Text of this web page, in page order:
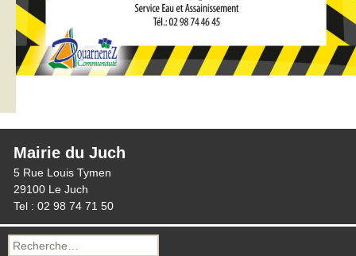
Mairie du Juch
5 Rue Louis Tymen
29100 Le Juch
Tel : 02 98 74 71 50
Recherche